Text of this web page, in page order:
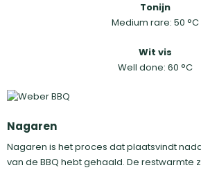
Tonijn
Medium rare: 50 °C
Wit vis
Well done: 60 °C
Nagaren
Nagaren is het proces dat plaatsvindt
van de BBQ hebt gehaald. De restwarmte